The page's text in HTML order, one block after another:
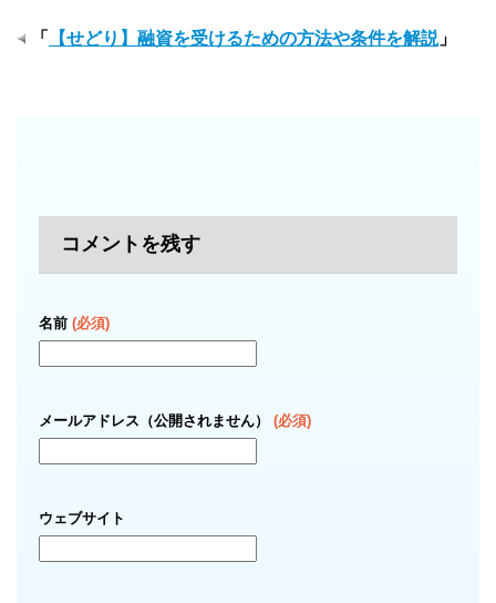
「 【せどり】融資を受けるための方法や条件を解説」
コメントを残す
名前 (必須)
メールアドレス（公開されません） (必須)
ウェブサイト